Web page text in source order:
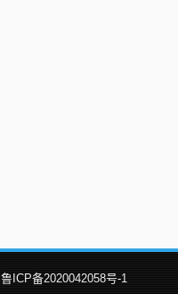
鲁ICP备2020042058号-1